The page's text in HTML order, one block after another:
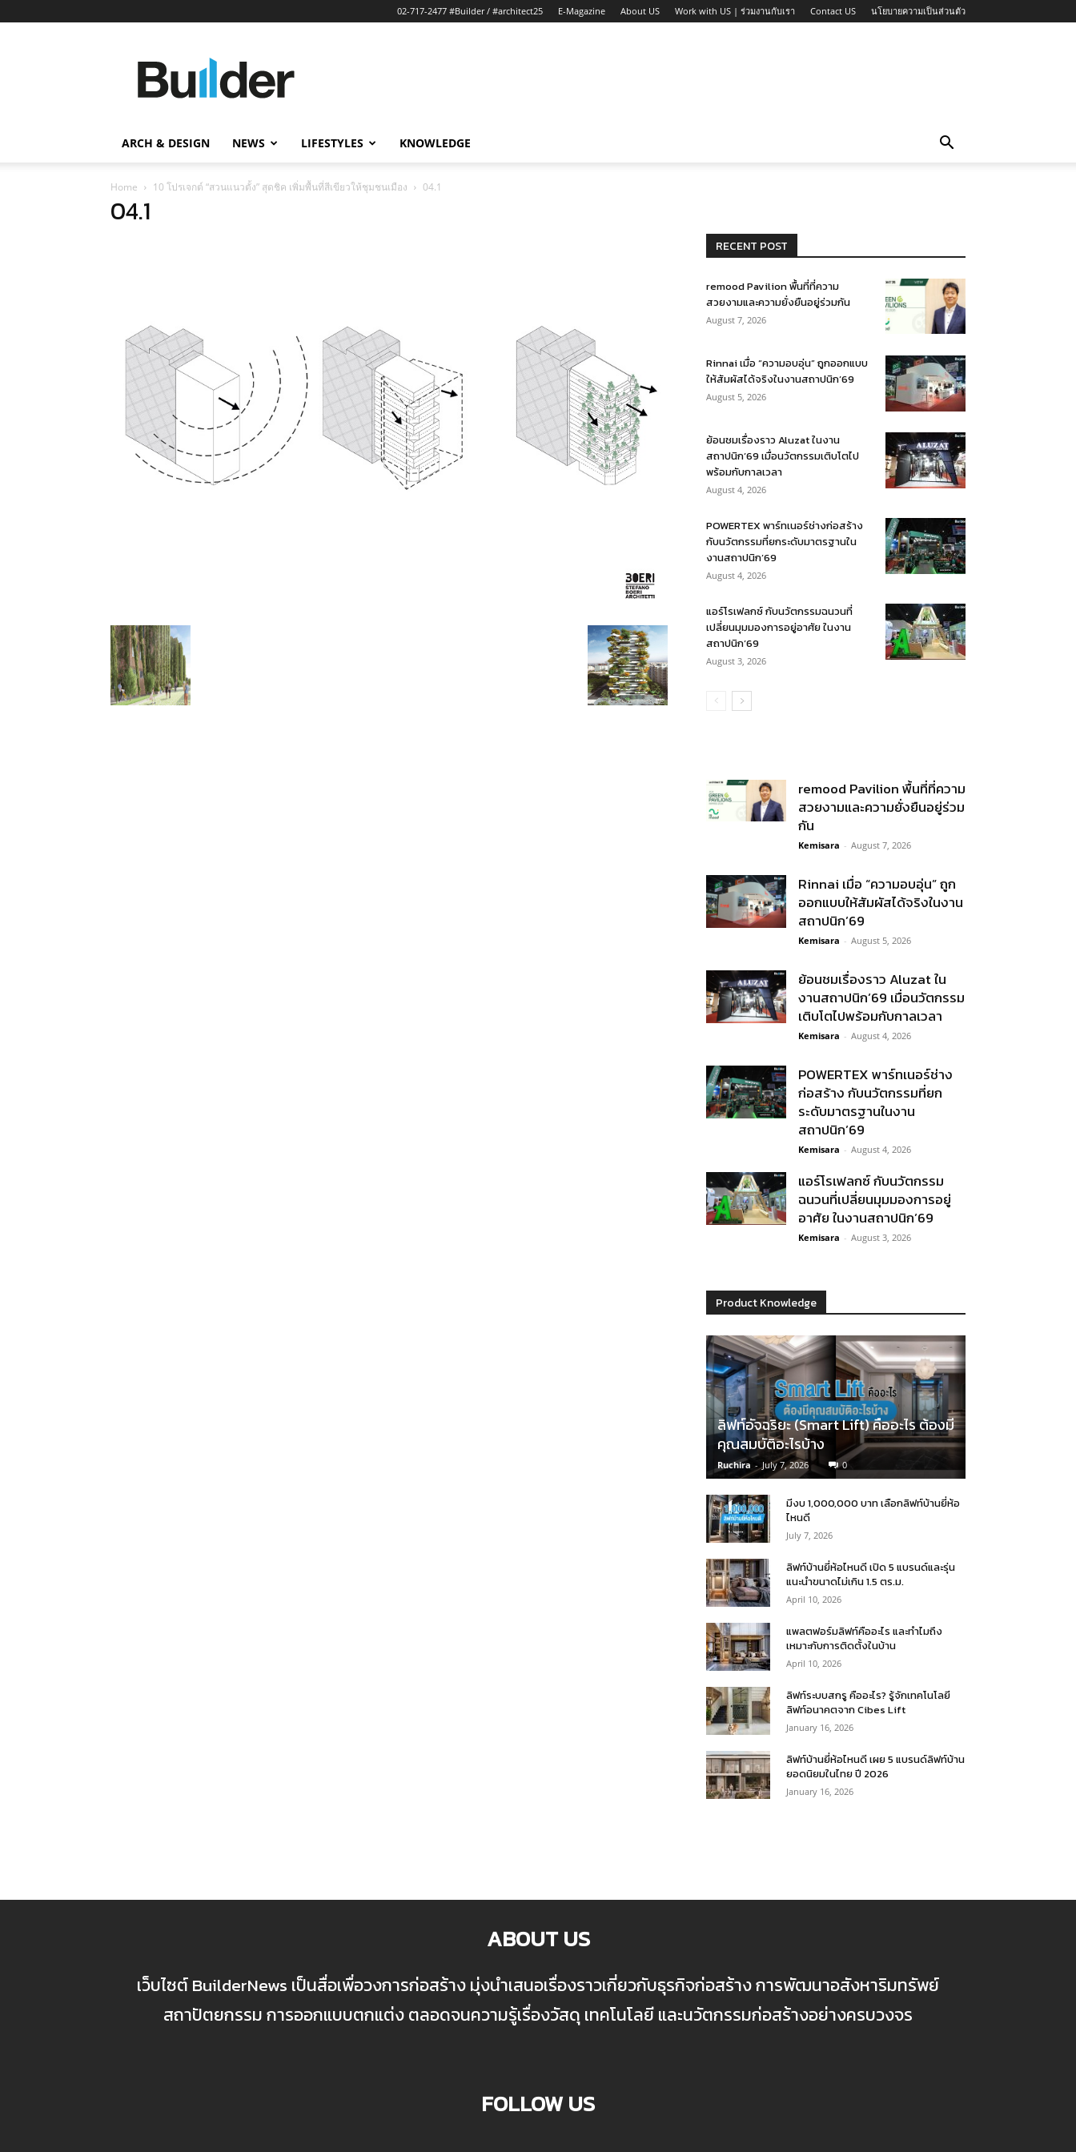
02-717-2477 #Builder / #architect25 E-Magazine About US Work with US | ร่วมงานกับเรา Contact US นโยบายความเป็นส่วนตัว
ข่าว
ก่อสร้าง
ARCH & DESIGN NEWS LIFESTYLES KNOWLEDGE
Home 10 โปรเจกต์ “สวนแนวตั้ง” สุดชิค เพิ่มพื้นที่สีเขียวให้ชุมชนเมือง 04.1
04.1
RECENT POST
remood Pavilion พื้นที่ที่ความ
สวยงามและความยั่งยืนอยู่ร่วมกัน
August 7, 2026
Rinnai เมื่อ “ความอบอุ่น” ถูกออกแบบ
ให้สัมผัสได้จริงในงานสถาปนิก’69
August 5, 2026
ย้อนชมเรื่องราว Aluzat ในงาน
สถาปนิก’69 เมื่อนวัตกรรมเติบโตไป
พร้อมกับกาลเวลา
August 4, 2026
POWERTEX พาร์ทเนอร์ช่างก่อสร้าง
กับนวัตกรรมที่ยกระดับมาตรฐานใน
งานสถาปนิก’69
August 4, 2026
แอร์โรเฟลกซ์ กับนวัตกรรมฉนวนที่
เปลี่ยนมุมมองการอยู่อาศัย ในงาน
สถาปนิก’69
August 3, 2026
remood Pavilion พื้นที่ที่ความ
สวยงามและความยั่งยืนอยู่ร่วม
กัน
Kemisara - August 7, 2026
Rinnai เมื่อ “ความอบอุ่น” ถูก
ออกแบบให้สัมผัสได้จริงในงาน
สถาปนิก’69
Kemisara - August 5, 2026
ย้อนชมเรื่องราว Aluzat ใน
งานสถาปนิก’69 เมื่อนวัตกรรม
เติบโตไปพร้อมกับกาลเวลา
Kemisara - August 4, 2026
POWERTEX พาร์ทเนอร์ช่าง
ก่อสร้าง กับนวัตกรรมที่ยก
ระดับมาตรฐานในงาน
สถาปนิก’69
Kemisara - August 4, 2026
แอร์โรเฟลกซ์ กับนวัตกรรม
ฉนวนที่เปลี่ยนมุมมองการอยู่
อาศัย ในงานสถาปนิก’69
Kemisara - August 3, 2026
Product Knowledge
ลิฟท์อัจฉริยะ (Smart Lift) คืออะไร ต้องมี
คุณสมบัติอะไรบ้าง
Ruchira - July 7, 2026 0
มีงบ 1,000,000 บาท เลือกลิฟท์บ้านยี่ห้อ
ไหนดี
July 7, 2026
ลิฟท์บ้านยี่ห้อไหนดี เปิด 5 แบรนด์และรุ่น
แนะนำขนาดไม่เกิน 1.5 ตร.ม.
April 10, 2026
แพลตฟอร์มลิฟท์คืออะไร และทำไมถึง
เหมาะกับการติดตั้งในบ้าน
April 10, 2026
ลิฟท์ระบบสกรู คืออะไร? รู้จักเทคโนโลยี
ลิฟท์อนาคตจาก Cibes Lift
January 16, 2026
ลิฟท์บ้านยี่ห้อไหนดี เผย 5 แบรนด์ลิฟท์บ้าน
ยอดนิยมในไทย ปี 2026
January 16, 2026
ABOUT US
เว็บไซต์ BuilderNews เป็นสื่อเพื่อวงการก่อสร้าง มุ่งนำเสนอเรื่องราวเกี่ยวกับธุรกิจก่อสร้าง การพัฒนาอสังหาริมทรัพย์
สถาปัตยกรรม การออกแบบตกแต่ง ตลอดจนความรู้เรื่องวัสดุ เทคโนโลยี และนวัตกรรมก่อสร้างอย่างครบวงจร
FOLLOW US